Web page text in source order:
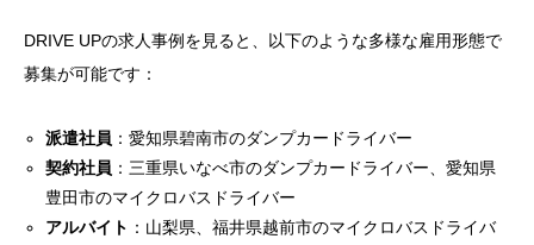
DRIVE UPの求人事例を見ると、以下のような多様な雇用形態で
募集が可能です：
派遣社員 ：愛知県碧南市のダンプカードライバー
契約社員 ：三重県いなべ市のダンプカードライバー、愛知県
豊田市のマイクロバスドライバー
アルバイト ：山梨県、福井県越前市のマイクロバスドライバ